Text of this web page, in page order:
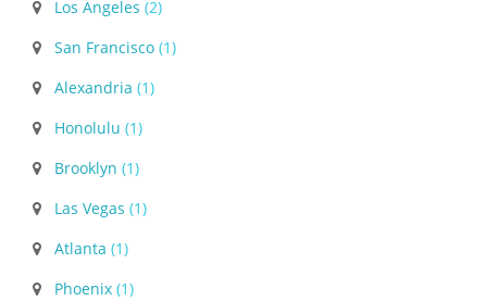
Los Angeles
(2)
San Francisco
(1)
Alexandria
(1)
Honolulu
(1)
Brooklyn
(1)
Las Vegas
(1)
Atlanta
(1)
Phoenix
(1)